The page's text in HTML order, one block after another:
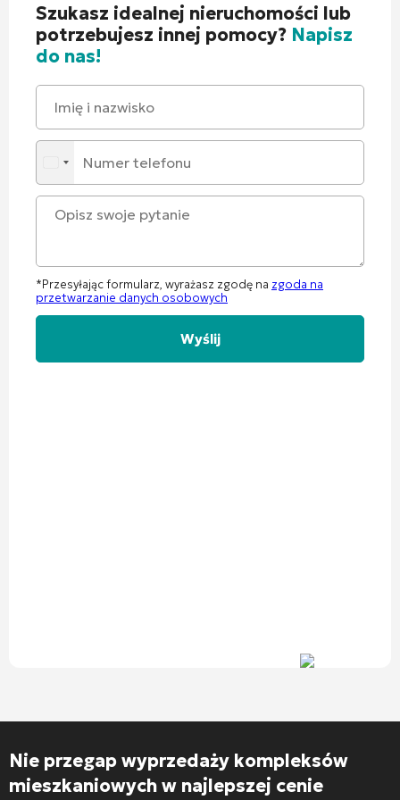
Szukasz idealnej nieruchomości lub
potrzebujesz innej pomocy? Napisz
do nas!
*Przesyłając formularz, wyrażasz zgodę na zgoda na
przetwarzanie danych osobowych
Nie przegap wyprzedaży kompleksów
mieszkaniowych w najlepszej cenie